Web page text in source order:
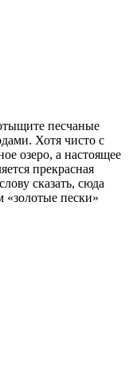
песчаные
Хотя чисто с
озеро, а настоящее
прекрасная
сказать, сюда
«золотые пески»